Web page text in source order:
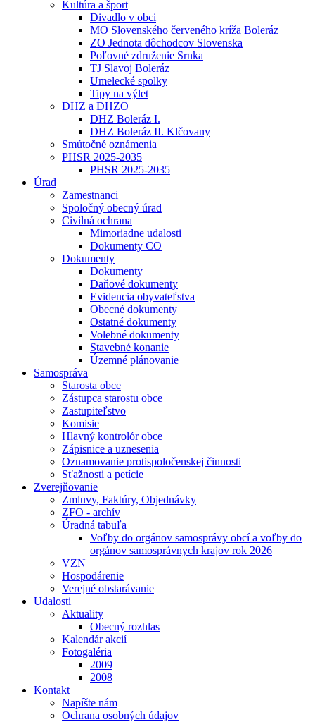
Kultúra a šport
Divadlo v obci
MO Slovenského červeného kríža Boleráz
ZO Jednota dôchodcov Slovenska
Poľovné združenie Srnka
TJ Slavoj Boleráz
Umelecké spolky
Tipy na výlet
DHZ a DHZO
DHZ Boleráz I.
DHZ Boleráz II. Klčovany
Smútočné oznámenia
PHSR 2025-2035
PHSR 2025-2035
Úrad
Zamestnanci
Spoločný obecný úrad
Civilná ochrana
Mimoriadne udalosti
Dokumenty CO
Dokumenty
Dokumenty
Daňové dokumenty
Evidencia obyvateľstva
Obecné dokumenty
Ostatné dokumenty
Volebné dokumenty
Stavebné konanie
Územné plánovanie
Samospráva
Starosta obce
Zástupca starostu obce
Zastupiteľstvo
Komisie
Hlavný kontrolór obce
Zápisnice a uznesenia
Oznamovanie protispoločenskej činnosti
Sťažnosti a petície
Zverejňovanie
Zmluvy, Faktúry, Objednávky
ZFO - archív
Úradná tabuľa
Voľby do orgánov samosprávy obcí a voľby do
orgánov samosprávnych krajov rok 2026
VZN
Hospodárenie
Verejné obstarávanie
Udalosti
Aktuality
Obecný rozhlas
Kalendár akcií
Fotogaléria
2009
2008
Kontakt
Napíšte nám
Ochrana osobných údajov